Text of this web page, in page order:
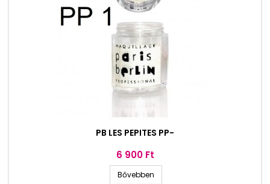
PB LES PEPITES PP-
Ár
6 900 Ft
Bővebben